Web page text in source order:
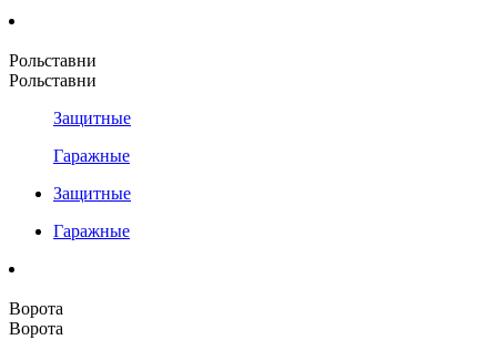
Рольставни
Рольставни
Защитные
Гаражные
Защитные
Гаражные
Ворота
Ворота